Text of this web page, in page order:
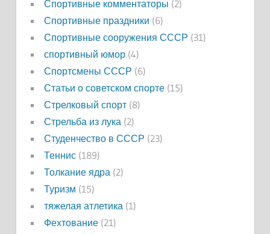
Спортивные комментаторы (2)
Спортивные праздники (6)
Спортивные сооружения СССР (31)
спортивный юмор(4)
Спортсмены СССР (6)
Статьи о советском спорте(15)
Стрелковый спорт(8)
Стрельба из лука (2)
Студенчество в СССР (23)
Теннис(189)
Толкание ядра (2)
Туризм (15)
тяжелая атлетика (1)
Фехтование(21)